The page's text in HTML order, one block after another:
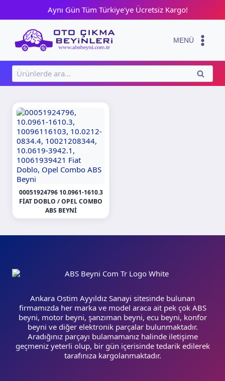
content
Aynı Gün Tüm Türkiye'ye Ücretsiz Kargo!
MENÜ
Ara:
ARA
00051924796 10.0961-1610.3
FIAT DOBLO / OPEL COMBO
ABS BEYNI
Ankara Ostim Ayyıldız Sanayi sitesinde bulunan
firmamızda her marka ve model araca ait pek çok ABS
beyni, motor beyni, şanzıman beyni, ecu beyni, konfor
beyni ve diğer elektronik parçalar bulunmaktadır.
Aradığınız parçayı bulamamanız halinde iletişime
geçmeniz yeterli olup, bir gün içerisinde tedarik edilerek
tarafınıza kargolanmaktadır.